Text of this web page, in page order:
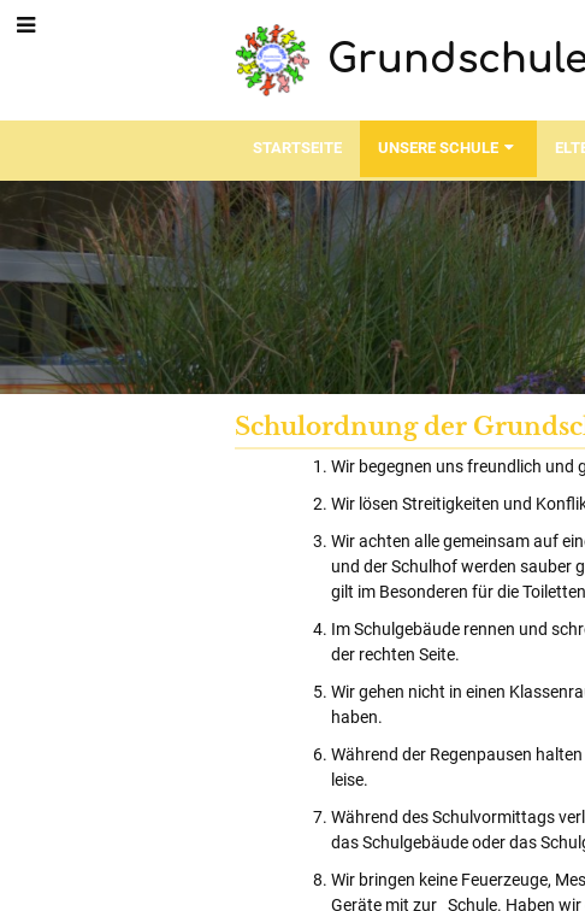
STARTSEITE UNSERE SCHULE
Schulordnung der
Wir begegnen uns freundlich und
Wir lösen Streitigkeiten und
Wir achten alle gemeinsam auf
und der Schulhof werden sauber
gilt im Besonderen für die
Im Schulgebäude rennen und
der rechten Seite.
Wir gehen nicht in einen
haben.
Während der Regenpausen
leise.
Während des Schulvormittags
das Schulgebäude oder das
Wir bringen keine Feuerzeuge,
Geräte mit zur Schule. Haben wir